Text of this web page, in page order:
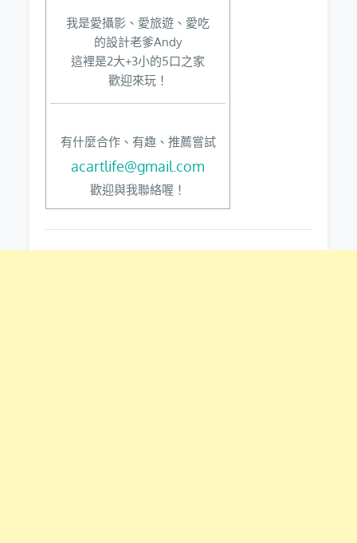
我是愛攝影、愛旅遊、愛吃
的設計老爹Andy
這裡是2大+3小的5口之家
歡迎來玩！
有什麼合作、有趣、推薦嘗試
acartlife@gmail.com
歡迎與我聯絡喔！